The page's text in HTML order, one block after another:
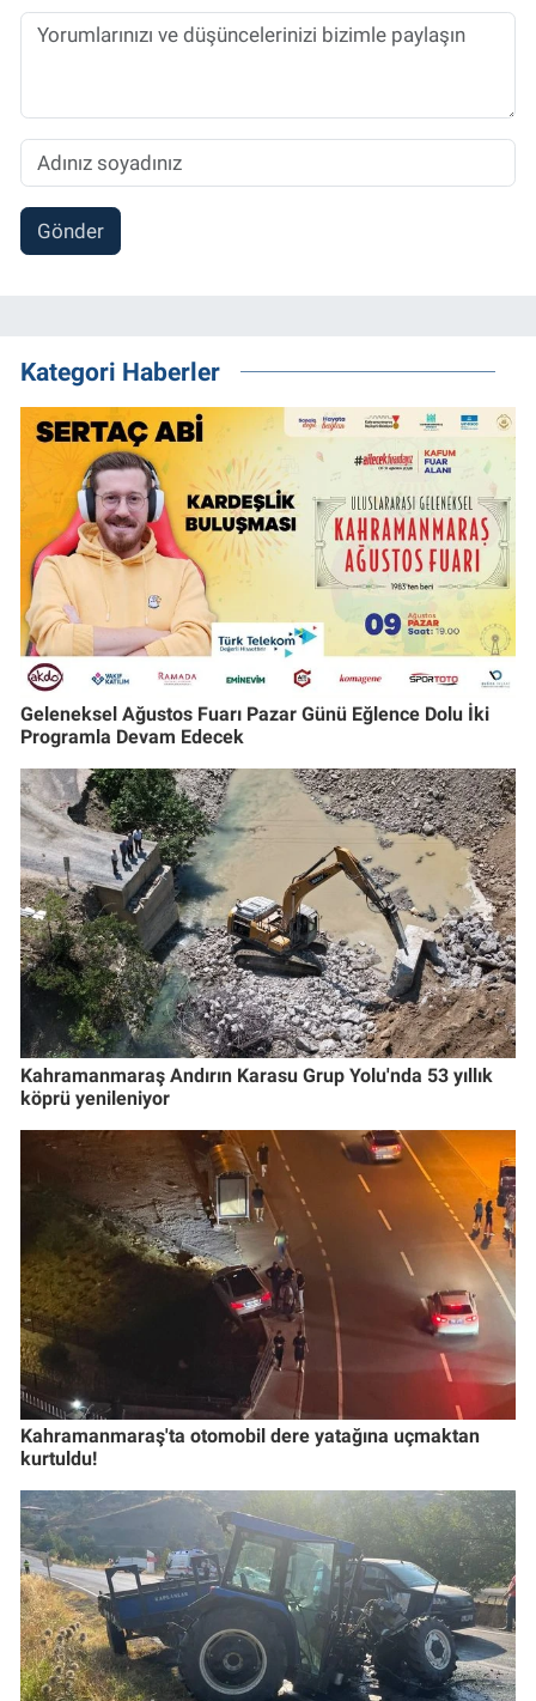
Gönder
Kategori Haberler
Geleneksel Ağustos Fuarı Pazar Günü Eğlence Dolu İki
Programla Devam Edecek
Kahramanmaraş Andırın Karasu Grup Yolu'nda 53 yıllık
köprü yenileniyor
Kahramanmaraş'ta otomobil dere yatağına uçmaktan
kurtuldu!